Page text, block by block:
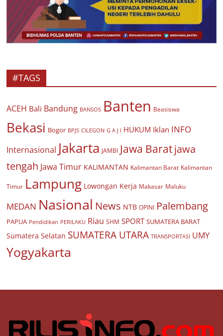
#TAGS
ACEH Bali Bandung BANSOS Banten Beasiswa
Bekasi Bogor BPJS CILEGON G A J I HUKUM Iklan INFO
Internasional Jakarta JAMBI Jawa Baratjawa
tengah Jawa Timur KALIMANTAN Kalimantan Barat Kalimantan
Timur Lampung Lowongan Kerja Makasar Maluku
MEDAN Nasional News NTB OPINI Palembang
PAPUA Pendidikan PERILAKU Riau SHM SPORT SUMATERA BARAT
Sumatera Selatan SUMATERA UTARA TRANSPORTASI UMY
Yogyakarta